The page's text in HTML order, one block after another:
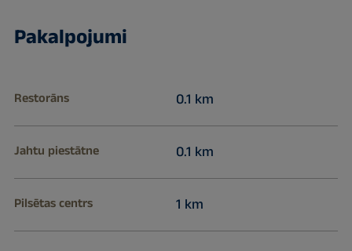
Pakalpojumi
Restorāns 0.1 km
Jahtu piestātne 0.1 km
Pilsētas centrs 1 km